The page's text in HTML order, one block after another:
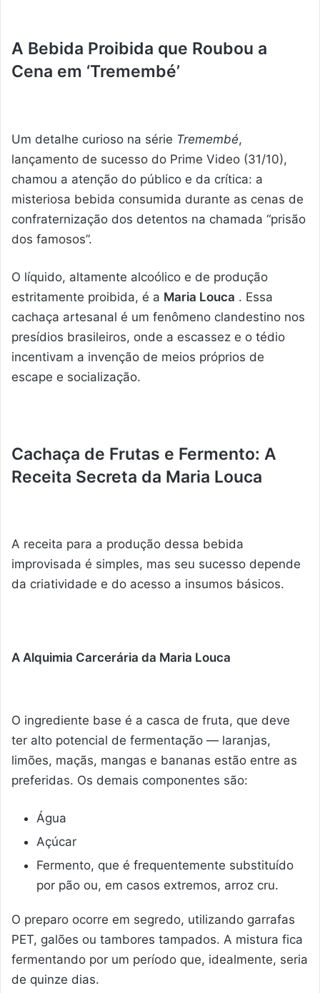
A Bebida Proibida que Roubou a
Cena em ‘Tremembé’
Um detalhe curioso na série Tremembé,
lançamento de sucesso do Prime Video (31/10),
chamou a atenção do público e da crítica: a
misteriosa bebida consumida durante as cenas de
confraternização dos detentos na chamada “prisão
dos famosos”.
O líquido, altamente alcoólico e de produção
estritamente proibida, é a Maria Louca . Essa
cachaça artesanal é um fenômeno clandestino nos
presídios brasileiros, onde a escassez e o tédio
incentivam a invenção de meios próprios de
escape e socialização.
Cachaça de Frutas e Fermento: A
Receita Secreta da Maria Louca
A receita para a produção dessa bebida
improvisada é simples, mas seu sucesso depende
da criatividade e do acesso a insumos básicos.
A Alquimia Carcerária da Maria Louca
O ingrediente base é a casca de fruta, que deve
ter alto potencial de fermentação — laranjas,
limões, maçãs, mangas e bananas estão entre as
preferidas. Os demais componentes são:
Água
Açúcar
Fermento, que é frequentemente substituído
por pão ou, em casos extremos, arroz cru.
O preparo ocorre em segredo, utilizando garrafas
PET, galões ou tambores tampados. A mistura fica
fermentando por um período que, idealmente, seria
de quinze dias.